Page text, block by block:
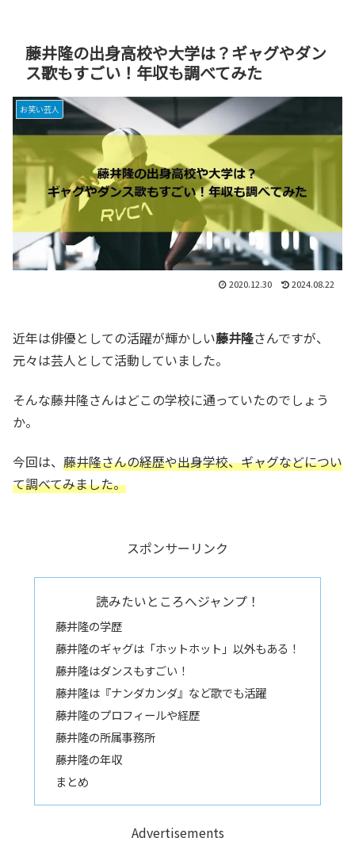
藤井隆の出身高校や大学は？ギャグやダン
ス歌もすごい！年収も調べてみた
お笑い芸人
2020.12.30 2024.08.22
近年は俳優としての活躍が輝かしい藤井隆さんですが、
元々は芸人として活動していました。
そんな藤井隆さんはどこの学校に通っていたのでしょう
か。
今回は、 藤井隆さんの経歴や出身学校、ギャグなどについ
て調べてみました。
スポンサーリンク
読みたいところへジャンプ！
藤井隆の学歴
藤井隆のギャグは「ホットホット」以外もある！
藤井隆はダンスもすごい！
藤井隆は『ナンダカンダ』など歌でも活躍
藤井隆のプロフィールや経歴
藤井隆の所属事務所
藤井隆の年収
まとめ
Advertisements